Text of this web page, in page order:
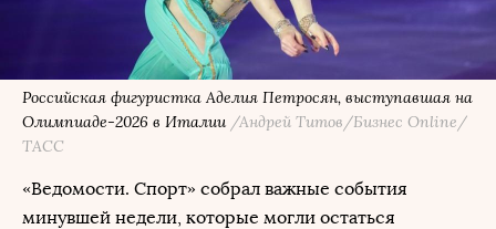
Российская фигуристка Аделия Петросян, выступавшая на
Олимпиаде-2026 в Италии /Андрей Титов/Бизнес Online/
ТАСС
«Ведомости. Спорт» собрал важные события
минувшей недели, которые могли остаться